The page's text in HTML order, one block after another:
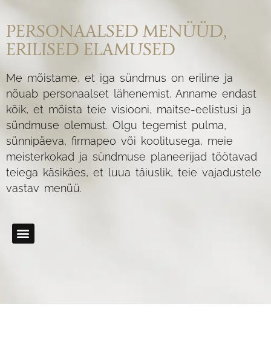
PERSONAALSED MENÜÜD,
ERILISED ELAMUSED
Me mõistame, et iga sündmus on eriline ja
nõuab personaalset lähenemist. Anname endast
kõik, et mõista teie visiooni, maitse-eelistusi ja
sündmuse olemust. Olgu tegemist pulma,
sünnipäeva, firmapeo või koolitusega, meie
meisterkokad ja sündmuse planeerijad töötavad
teiega käsikäes, et luua täiuslik, teie vajadustele
vastav menüü.